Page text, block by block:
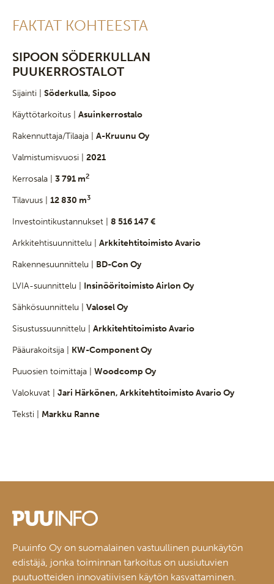
FAKTAT KOHTEESTA
SIPOON SÖDERKULLAN
PUUKERROSTALOT
Sijainti | Söderkulla, Sipoo
Käyttötarkoitus | Asuinkerrostalo
Rakennuttaja/Tilaaja | A-Kruunu Oy
Valmistumisvuosi | 2021
Kerrosala | 3 791 m2
Tilavuus | 12 830 m3
Investointikustannukset | 8 516 147 €
Arkkitehtisuunnittelu | Arkkitehtitoimisto Avario
Rakennesuunnittelu | BD-Con Oy
LVIA-suunnittelu | Insinööritoimisto Airlon Oy
Sähkösuunnittelu | Valosel Oy
Sisustussuunnittelu | Arkkitehtitoimisto Avario
Pääurakoitsija | KW-Component Oy
Puuosien toimittaja | Woodcomp Oy
Valokuvat | Jari Härkönen, Arkkitehtitoimisto Avario Oy
Teksti | Markku Ranne
Puuinfo Oy on suomalainen vastuullinen puunkäytön
edistäjä, jonka toiminnan tarkoitus on uusiutuvien
puutuotteiden innovatiivisen käytön kasvattaminen.